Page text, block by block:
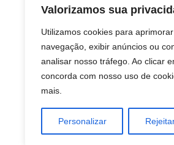
Valorizamos sua
Utilizamos cookies para
navegação, exibir anúncios ou
analisar nosso tráfego. Ao clicar
concorda com nosso uso de
mais.
Personalizar